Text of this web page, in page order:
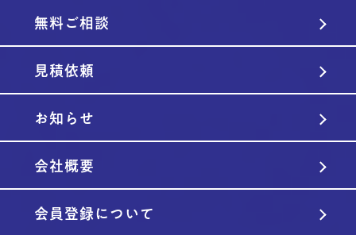
無料ご相談
見積依頼
お知らせ
会社概要
会員登録について